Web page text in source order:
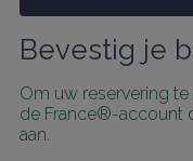
Bevestig je
Om uw reservering
de France®-account
aan.